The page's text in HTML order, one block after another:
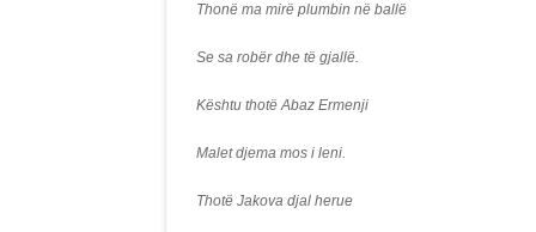
Thonë ma mirë plumbin në ballë
Se sa robër dhe të gjallë.
Kështu thotë Abaz Ermenji
Malet djema mos i leni.
Thotë Jakova djal herue